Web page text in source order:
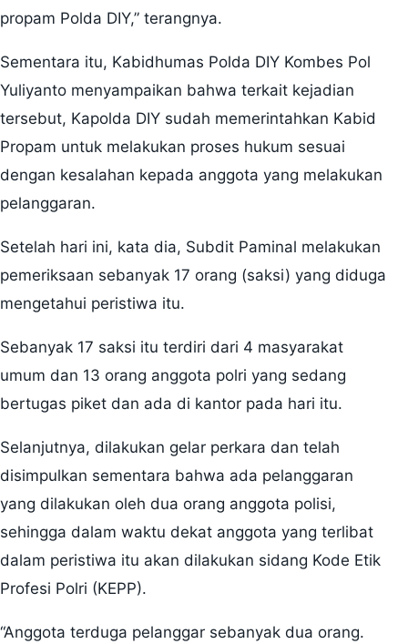
propam Polda DIY,” terangnya.
Sementara itu, Kabidhumas Polda DIY Kombes Pol
Yuliyanto menyampaikan bahwa terkait kejadian
tersebut, Kapolda DIY sudah memerintahkan Kabid
Propam untuk melakukan proses hukum sesuai
dengan kesalahan kepada anggota yang melakukan
pelanggaran.
Setelah hari ini, kata dia, Subdit Paminal melakukan
pemeriksaan sebanyak 17 orang (saksi) yang diduga
mengetahui peristiwa itu.
Sebanyak 17 saksi itu terdiri dari 4 masyarakat
umum dan 13 orang anggota polri yang sedang
bertugas piket dan ada di kantor pada hari itu.
Selanjutnya, dilakukan gelar perkara dan telah
disimpulkan sementara bahwa ada pelanggaran
yang dilakukan oleh dua orang anggota polisi,
sehingga dalam waktu dekat anggota yang terlibat
dalam peristiwa itu akan dilakukan sidang Kode Etik
Profesi Polri (KEPP).
“Anggota terduga pelanggar sebanyak dua orang.